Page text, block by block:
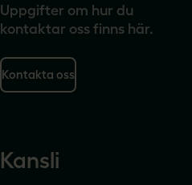
Uppgifter om hur du
kontaktar oss finns här.
Kontakta oss
Kansli